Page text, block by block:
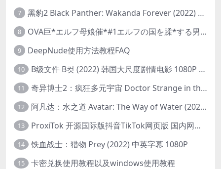
7 黑豹2 Black Panther: Wakanda Forever (2022) 高清版
8 OVA巨*エルフ母娘催*#1エルフの国を蹂*する男。汚された女王と姫
9 DeepNude使用方法教程FAQ
10 B级文件 B컷 (2022) 韩国大尺度剧情电影 1080P 中字
11 奇异博士2：疯狂多元宇宙 Doctor Strange in the Multiverse of Madness (2022) 高清版1080p
12 阿凡达：水之道 Avatar: The Way of Water (2022) 1080p 2k 4k 中文字幕
13 ProxiTok 开源国际版抖音TikTok网页版 国内网络直连
14 铁血战士：猎物 Prey (2022) 中英字幕 1080P
15 卡密兑换使用教程以及windows使用教程